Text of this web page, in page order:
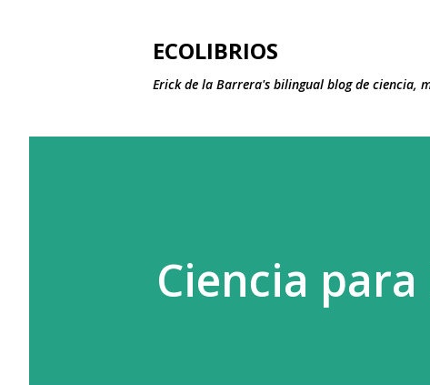
ECOLIBRIOS
Erick de la Barrera's bilingual blog de ciencia,
Ciencia